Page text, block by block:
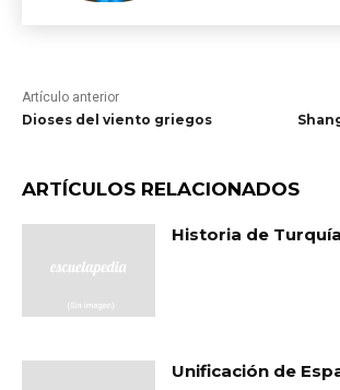
Artículo anterior
Dioses del viento griegos
ARTÍCULOS RELACIONADOS
Historia de Turquía
Unificación de